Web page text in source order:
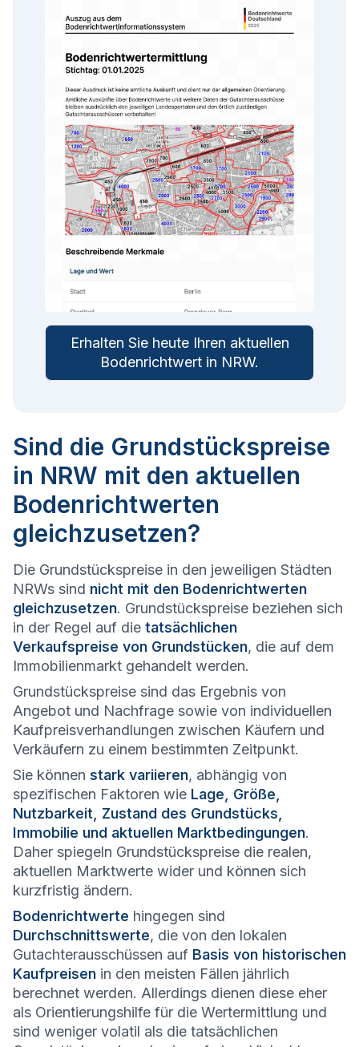
Erhalten Sie heute Ihren aktuellen
Bodenrichtwert in NRW.
Sind die Grundstückspreise
in NRW mit den aktuellen
Bodenrichtwerten
gleichzusetzen?
Die Grundstückspreise in den jeweiligen Städten
NRWs sind nicht mit den Bodenrichtwerten
gleichzusetzen. Grundstückspreise beziehen sich
in der Regel auf die tatsächlichen
Verkaufspreise von Grundstücken, die auf dem
Immobilienmarkt gehandelt werden.
Grundstückspreise sind das Ergebnis von
Angebot und Nachfrage sowie von individuellen
Kaufpreisverhandlungen zwischen Käufern und
Verkäufern zu einem bestimmten Zeitpunkt.
Sie können stark variieren, abhängig von
spezifischen Faktoren wie Lage, Größe,
Nutzbarkeit, Zustand des Grundstücks,
Immobilie und aktuellen Marktbedingungen.
Daher spiegeln Grundstückspreise die realen,
aktuellen Marktwerte wider und können sich
kurzfristig ändern.
Bodenrichtwerte hingegen sind
Durchschnittswerte, die von den lokalen
Gutachterausschüssen auf Basis von historischen
Kaufpreisen in den meisten Fällen jährlich
berechnet werden. Allerdings dienen diese eher
als Orientierungshilfe für die Wertermittlung und
sind weniger volatil als die tatsächlichen